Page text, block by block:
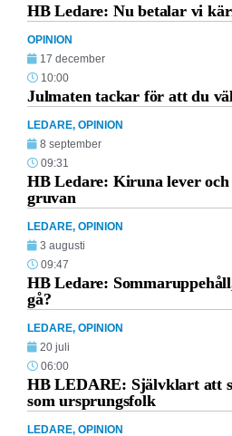
HB Ledare: Nu betalar vi
OPINION
17 december
10:00
Julmaten tackar för att du
LEDARE, OPINION
8 september
09:31
HB Ledare: Kiruna lever och
gruvan
LEDARE, OPINION
3 augusti
09:47
HB Ledare:
gå?
LEDARE, OPINION
20 juli
06:00
HB LEDARE: Självklart att
som ursprungsfolk
LEDARE, OPINION